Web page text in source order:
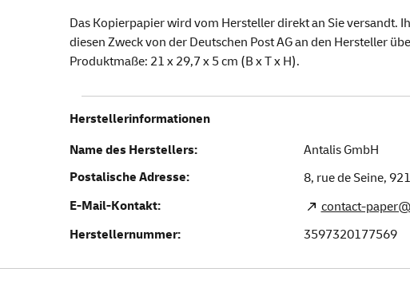
Das Kopierpapier wird vom Hersteller direkt an Sie versandt.
diesen Zweck von der Deutschen Post AG an den Hersteller
Produktmaße: 21 x 29,7 x 5 cm (B x T x H).
Herstellerinformationen
Name des Herstellers:
Antalis GmbH
Postalische Adresse:
8, rue de Seine,
E-Mail-Kontakt:
contact-
Herstellernummer:
3597320177569